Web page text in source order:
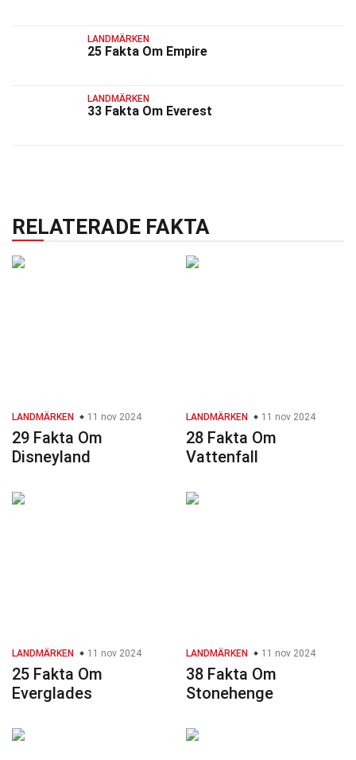
LANDMÄRKEN
25 Fakta Om Empire
LANDMÄRKEN
33 Fakta Om Everest
RELATERADE FAKTA
LANDMÄRKEN 11 nov 2024
29 Fakta Om
Disneyland
LANDMÄRKEN 11 nov 2024
28 Fakta Om
Vattenfall
LANDMÄRKEN 11 nov 2024
25 Fakta Om
Everglades
LANDMÄRKEN 11 nov 2024
38 Fakta Om
Stonehenge